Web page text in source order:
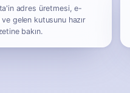
adres üretmesi, e-
ve gelen kutusunu hazır
bakın.